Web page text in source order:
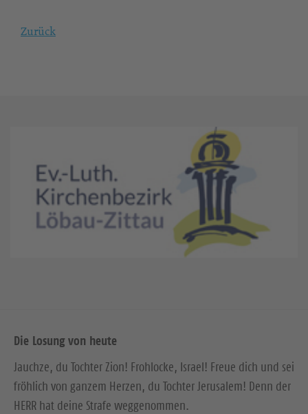
Zurück
Die Losung von heute
Jauchze, du Tochter Zion! Frohlocke, Israel! Freue dich und sei
fröhlich von ganzem Herzen, du Tochter Jerusalem! Denn der
HERR hat deine Strafe weggenommen.